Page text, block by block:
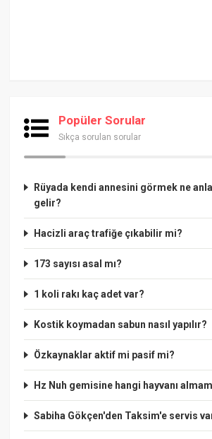
Popüler Sorular
Sıkça sorulan sorular
Rüyada kendi annesini görmek ne
gelir?
Hacizli araç trafiğe çıkabilir mi?
173 sayısı asal mı?
1 koli rakı kaç adet var?
Kostik koymadan sabun nasıl yapılır?
Özkaynaklar aktif mi pasif mi?
Hz Nuh gemisine hangi hayvanı
Sabiha Gökçen'den Taksim'e servis